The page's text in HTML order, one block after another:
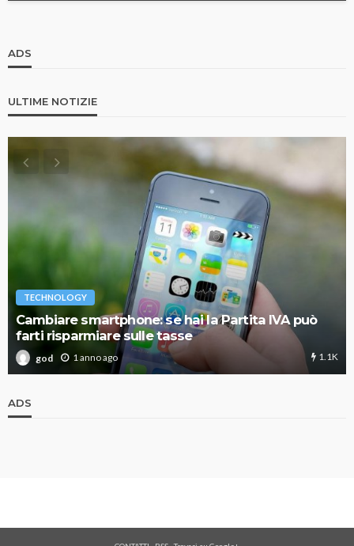
ADS
ULTIME NOTIZIE
TECHNOLOGY
Cambiare smartphone: se hai la Partita IVA può
farti risparmiare sulle tasse
god 1 anno ago 1.1K
ADS